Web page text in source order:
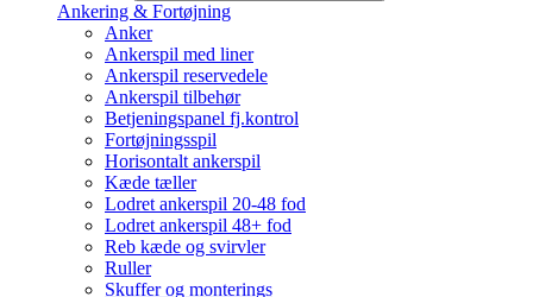
Ankering & Fortøjning
Anker
Ankerspil med liner
Ankerspil reservedele
Ankerspil tilbehør
Betjeningspanel fj.kontrol
Fortøjningsspil
Horisontalt ankerspil
Kæde tæller
Lodret ankerspil 20-48 fod
Lodret ankerspil 48+ fod
Reb kæde og svirvler
Ruller
Skuffer og monterings